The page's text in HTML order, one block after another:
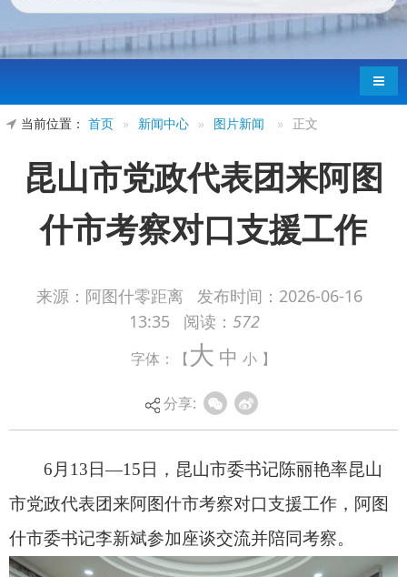
导航
当前位置： 首页 » 新闻中心 » 图片新闻 » 正文
昆山市党政代表团来阿图
什市考察对口支援工作
来源：阿图什零距离 发布时间： 2026-06-16
13:35
阅读： 572
字体：【大 中 小 】
分享:
6月13日—15日，昆山市委书记陈丽艳率昆山
市党政代表团来阿图什市考察对口支援工作，阿图
什市委书记李新斌参加座谈交流并陪同考察。